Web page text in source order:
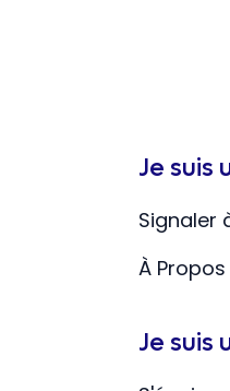
Je suis
Signaler
À Propos
Je suis